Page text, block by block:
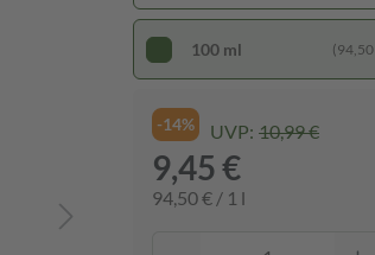
100 ml (94,50
-14% UVP: 10,99 €
9,45 €
94,50 € / 1 l